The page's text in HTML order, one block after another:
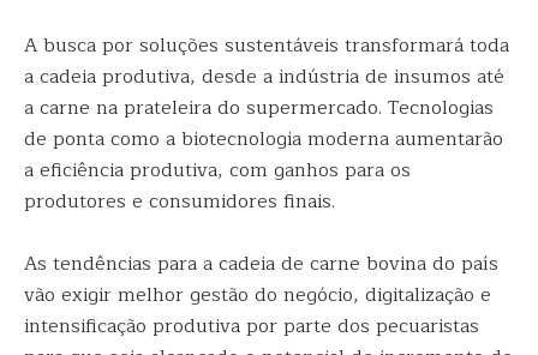
A busca por soluções sustentáveis transformará toda
a cadeia produtiva, desde a indústria de insumos até
a carne na prateleira do supermercado. Tecnologias
de ponta como a biotecnologia moderna aumentarão
a eficiência produtiva, com ganhos para os
produtores e consumidores finais.
As tendências para a cadeia de carne bovina do país
vão exigir melhor gestão do negócio, digitalização e
intensificação produtiva por parte dos pecuaristas